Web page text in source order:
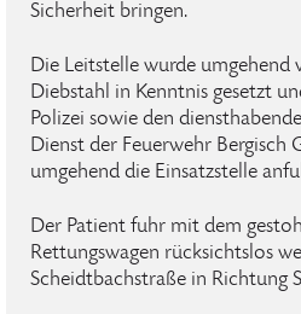
Sicherheit bringen.
Die Leitstelle wurde umgehend
Diebstahl in Kenntnis gesetzt
Polizei sowie den
Dienst der Feuerwehr Bergisch
umgehend die Einsatzstelle
Der Patient fuhr mit dem
Rettungswagen rücksichtslos
Scheidtbachstraße in Richtung